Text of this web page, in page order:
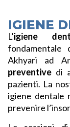
IGIENE
L’igiene
Akhyari ad
preventive di
pazienti. La
igiene dentale
prevenire